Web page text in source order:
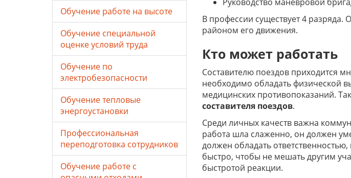
В профессии существует 4 разряда.
районом его движения.
Кто может работать
Составителю поездов приходится
необходимо обладать физической
медицинских противопоказаний.
составителя поездов.
Среди личных качеств важна
работа шла слаженно, он должен
должен обладать
быстро, чтобы не мешать другим
быстротой реакции.
Обучение работе на высоте
Обучение специальной
оценке условий труда
Обучение по
электробезопасности
Обучение тепловые
энергоустановки
Профессиональная
переподготовка сотрудников
Обучение работе с